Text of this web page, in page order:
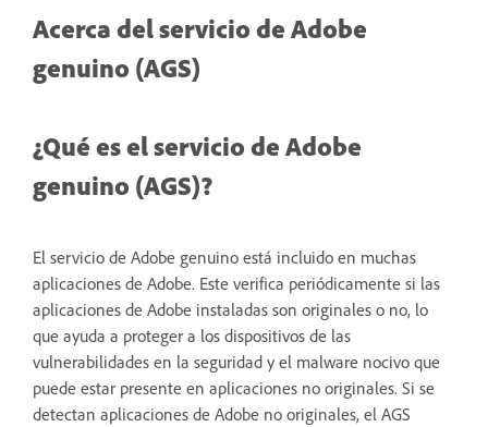
Acerca del servicio de Adobe
genuino (AGS)
¿Qué es el servicio de Adobe
genuino (AGS)?
El servicio de Adobe genuino está incluido en muchas
aplicaciones de Adobe. Este verifica periódicamente si las
aplicaciones de Adobe instaladas son originales o no, lo
que ayuda a proteger a los dispositivos de las
vulnerabilidades en la seguridad y el malware nocivo que
puede estar presente en aplicaciones no originales. Si se
detectan aplicaciones de Adobe no originales, el AGS